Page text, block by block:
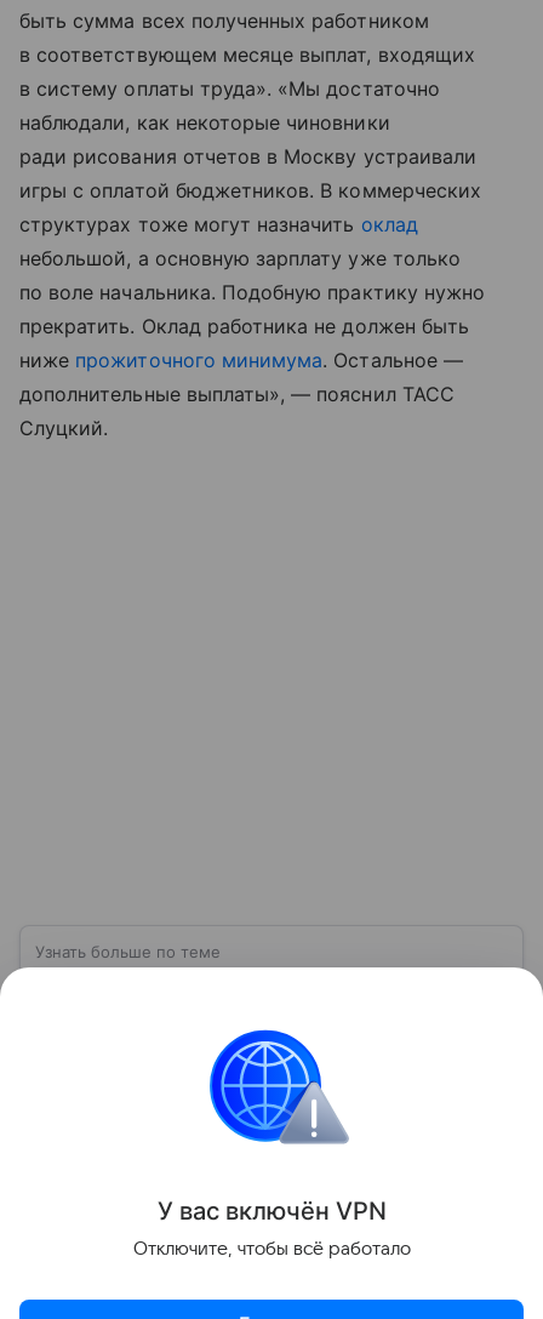
быть сумма всех полученных работником
в соответствующем месяце выплат, входящих
в систему оплаты труда». «Мы достаточно
наблюдали, как некоторые чиновники
ради рисования отчетов в Москву устраивали
игры с оплатой бюджетников. В коммерческих
структурах тоже могут назначить оклад
небольшой, а основную зарплату уже только
по воле начальника. Подобную практику нужно
прекратить. Оклад работника не должен быть
ниже прожиточного минимума. Остальное —
дополнительные выплаты», — пояснил ТАСС
Слуцкий.
Узнать больше по теме
От размера оклада могут зависеть все другие
надбавки и выплаты. Какие именно, мы перечислим
в нашем материале.
Поделиться
У вас включён VPN
Отключите, чтобы всё работало